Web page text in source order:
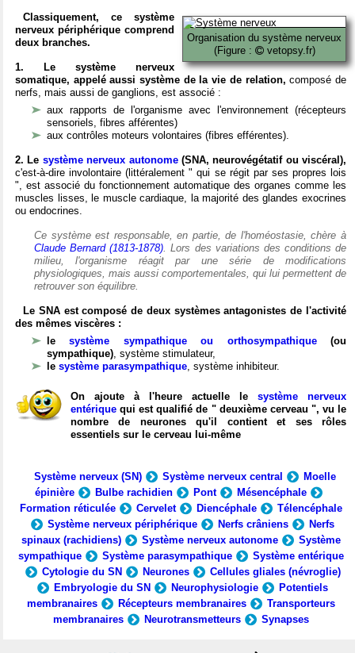
Organisation du système nerveux
(Figure :
vetopsy.fr)
Classiquement, ce système
nerveux périphérique comprend
deux branches.
1. Le système nerveux
somatique, appelé aussi système de la vie de relation, composé de
nerfs, mais aussi de ganglions, est associé :
aux rapports de l'organisme avec l'environnement (récepteurs
sensoriels, fibres afférentes)
aux contrôles moteurs volontaires (fibres efférentes).
2. Le système nerveux autonome(SNA, neurovégétatif ou viscéral),
c'est-à-dire involontaire (littéralement " qui se régit par ses propres lois
", est associé du fonctionnement automatique des organes comme les
muscles lisses, le muscle cardiaque, la majorité des glandes exocrines
ou endocrines.
Ce système est responsable, en partie, de l'homéostasie, chère à
Claude Bernard (1813-1878). Lors des variations des conditions de
milieu, l'organisme réagit par une série de modifications
physiologiques, mais aussi comportementales, qui lui permettent de
retrouver son équilibre.
Le SNA est composé de deux systèmes antagonistes de l'activité
des mêmes viscères :
lesystème sympathique ou orthosympathique(ou
sympathique), système stimulateur,
le système parasympathique, système inhibiteur.
On ajoute à l'heure actuelle le système nerveux
entérique qui est qualifié de " deuxième cerveau ", vu le
nombre de neurones qu'il contient et ses rôles
essentiels sur le cerveau lui-même
Système nerveux (SN) Système nerveux central
Moelle
épinière
Bulbe rachidien Pont
Mésencéphale
Formation réticulée
Cervelet Diencéphale
Télencéphale
Système nerveux périphérique
Nerfs crâniens
Nerfs
spinaux (rachidiens)
Système nerveux autonome
Système
sympathique
Système parasympathique
Système entérique
Cytologie du SN
Neurones
Cellules gliales (névroglie)
Embryologie du SN
Neurophysiologie
Potentiels
membranaires
Récepteurs membranaires
Transporteurs
membranaires
Neurotransmetteurs Synapses